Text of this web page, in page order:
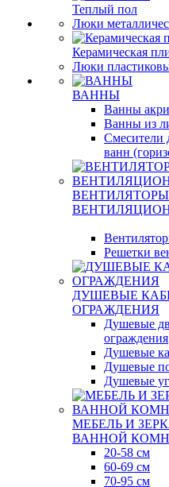
Теплый пол
Люки
Керамическая
Люки
ВАННЫ
Ванны
Ванны из
Смесители
ванн
Решетки
ДУШЕВЫЕ
ОГРАЖДЕНИЯ
Душевые
ограждения
Душевые
Душевые
Душевые
МЕБЕЛЬ И
ВАННОЙ
20-58 см
60-69 см
70-95 см